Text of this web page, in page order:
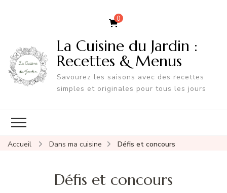
0
La Cuisine du Jardin :
Recettes & Menus
Savourez les saisons avec des recettes
simples et originales pour tous les jours
Accueil Dans ma cuisine Défis et concours
Défis et concours